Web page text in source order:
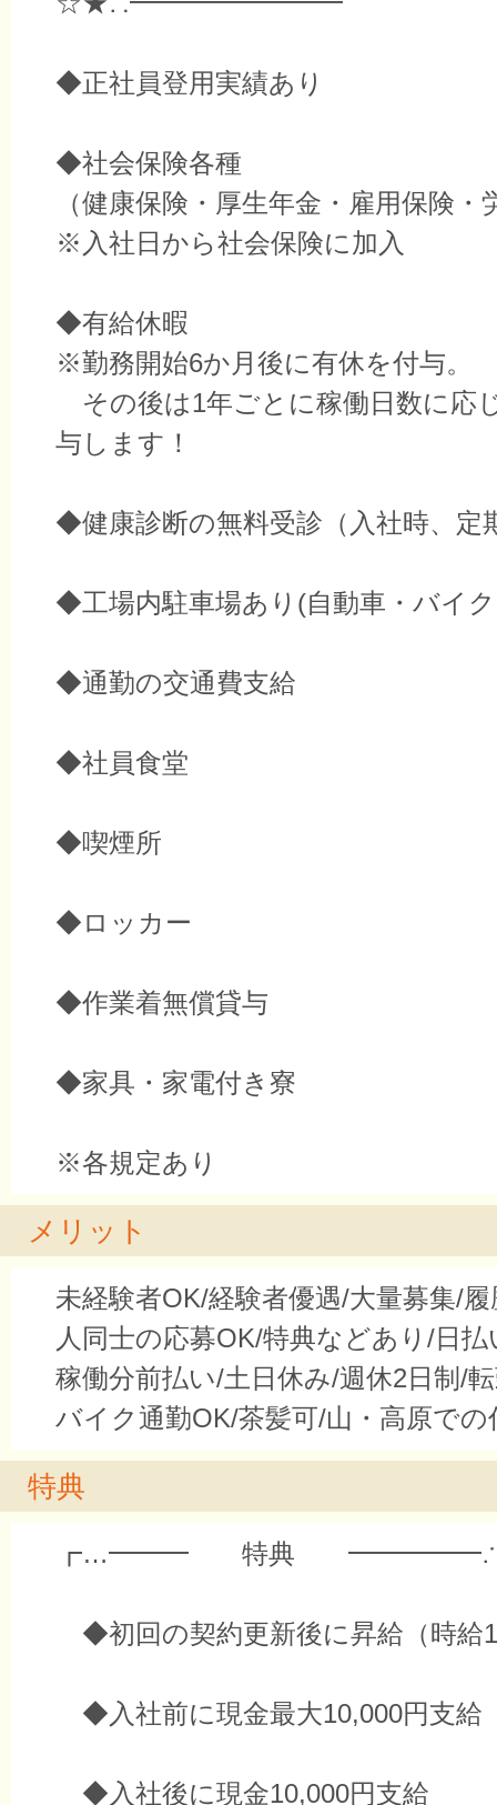
◆正社員登用実績あり
◆社会保険各種
（健康保険・厚生年金・雇用保険・
※入社日から社会保険に加入
◆有給休暇
※勤務開始6か月後に有休を付与。
その後は1年ごとに稼働日数に応
与します！
◆健康診断の無料受診（入社時、定
◆工場内駐車場あり(自動車・バイ
◆通勤の交通費支給
◆社員食堂
◆喫煙所
◆ロッカー
◆作業着無償貸与
◆家具・家電付き寮
※各規定あり
メリット
未経験者OK/経験者優遇/大量募集/
人同士の応募OK/特典などあり/日
稼働分前払い/土日休み/週休2日制/
バイク通勤OK/茶髪可/山・高原での
特典
┏…━━━ 特典
◆初回の契約更新後に昇給（時給
◆入社前に現金最大10,000円支給
◆入社後に現金10,000円支給